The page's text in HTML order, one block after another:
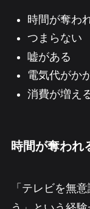
時間が奪わ
つまらない
嘘がある
電気代がか
消費が増え
時間が奪われ
「テレビを無